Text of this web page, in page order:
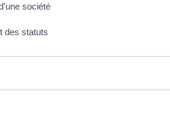
société
des statuts